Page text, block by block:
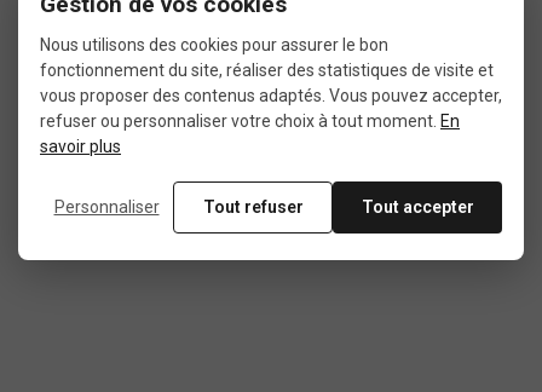
Vélo de course vintage
Vélo de route
Vélo de route électrique
TYPE DE FREIN
Nous utilisons des cookies pour assurer le bon
fonctionnement du site, réaliser des statistiques de visite et
vous proposer des contenus adaptés. Vous pouvez accepter,
refuser ou personnaliser votre choix à tout moment. En
savoir plus
Personnaliser Tout refuser Tout accepter